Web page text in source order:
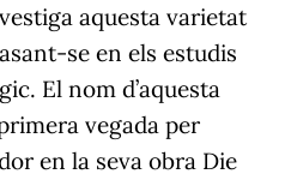
aquesta varietat
se en els estudis
El nom d’aquesta
vegada per
en la seva obra Die